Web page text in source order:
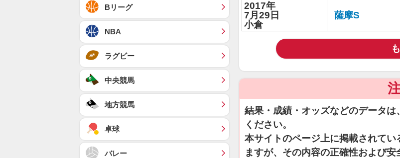
2017年
7月29日
小倉
薩摩S
結果・成績・オッズなどのデータ
ください。
本サイトのページ上に掲載されて
ますが、その内容の正確性および
Bリーグ
NBA
ラグビー
中央競馬
地方競馬
卓球
バレー